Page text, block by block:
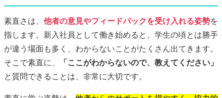
素直さは、 他者の意見やフィードバックを受け入れる姿勢を
指します。新入社員として働き始めると、学生の頃とは勝手
が違う場面も多く、わからないことがたくさん出てきます。
そこで素直に、
「ここがわからないので、教えてください」
と質問できることは、非常に大切です。